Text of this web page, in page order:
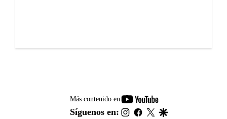
Más contenido en
youtube-
footer
Síguenos en: instagram
facebook
twitter